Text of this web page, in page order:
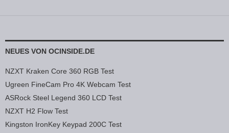
NEUES VON OCINSIDE.DE
NZXT Kraken Core 360 RGB Test
Ugreen FineCam Pro 4K Webcam Test
ASRock Steel Legend 360 LCD Test
NZXT H2 Flow Test
Kingston IronKey Keypad 200C Test